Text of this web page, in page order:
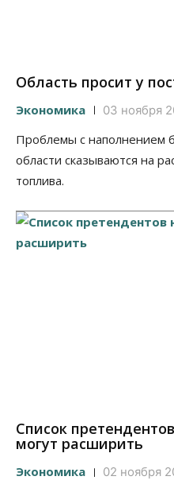
Область просит у
Экономика 03 ноября
Проблемы с наполнением
области сказываются на
топлива.
Список
могут расширить
Экономика 02 ноября